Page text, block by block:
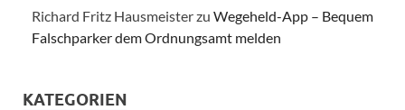
Richard Fritz Hausmeisterzu Wegeheld-App – Bequem
Falschparker dem Ordnungsamt melden
KATEGORIEN